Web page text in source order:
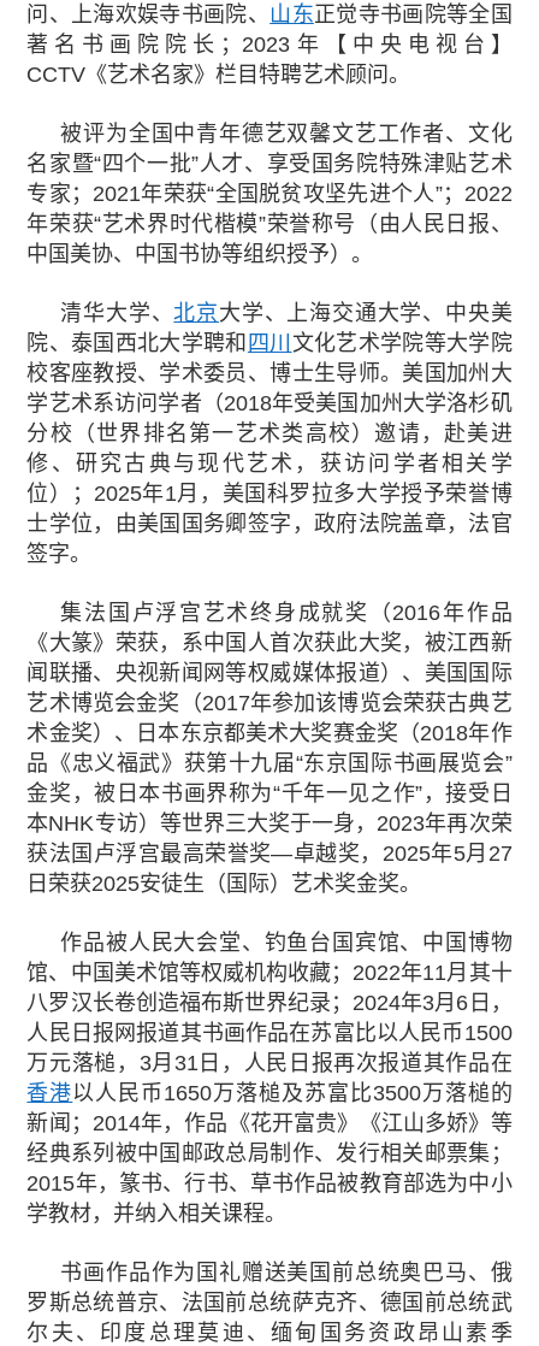
问、上海欢娱寺书画院、 山东正觉寺书画院等全国
著名书画院院长；2023年【中央电视台】
CCTV《艺术名家》栏目特聘艺术顾问。
被评为全国中青年德艺双馨文艺工作者、文化
名家暨“四个一批”人才、享受国务院特殊津贴艺术
专家；2021年荣获“全国脱贫攻坚先进个人”；2022
年荣获“艺术界时代楷模”荣誉称号（由人民日报、
中国美协、中国书协等组织授予）。
清华大学、北京大学、上海交通大学、中央美
院、泰国西北大学聘和 四川 文化艺术学院等大学院
校客座教授、学术委员、博士生导师。美国加州大
学艺术系访问学者（2018年受美国加州大学洛杉矶
分校（世界排名第一艺术类高校）邀请，赴美进
修、研究古典与现代艺术，获访问学者相关学
位）；2025年1月，美国科罗拉多大学授予荣誉博
士学位，由美国国务卿签字，政府法院盖章，法官
签字。
集法国卢浮宫艺术终身成就奖（2016年作品
《大篆》荣获，系中国人首次获此大奖，被江西新
闻联播、央视新闻网等权威媒体报道）、美国国际
艺术博览会金奖（2017年参加该博览会荣获古典艺
术金奖）、日本东京都美术大奖赛金奖（2018年作
品《忠义福武》获第十九届“东京国际书画展览会”
金奖，被日本书画界称为“千年一见之作”，接受日
本NHK专访）等世界三大奖于一身，2023年再次荣
获法国卢浮宫最高荣誉奖—卓越奖，2025年5月27
日荣获2025安徒生（国际）艺术奖金奖。
作品被人民大会堂、钓鱼台国宾馆、中国博物
馆、中国美术馆等权威机构收藏；2022年11月其十
八罗汉长卷创造福布斯世界纪录；2024年3月6日，
人民日报网报道其书画作品在苏富比以人民币1500
万元落槌，3月31日，人民日报再次报道其作品在
香港以人民币1650万落槌及苏富比3500万落槌的
新闻；2014年，作品《花开富贵》《江山多娇》等
经典系列被中国邮政总局制作、发行相关邮票集；
2015年，篆书、行书、草书作品被教育部选为中小
学教材，并纳入相关课程。
书画作品作为国礼赠送美国前总统奥巴马、俄
罗斯总统普京、法国前总统萨克齐、德国前总统武
尔夫、印度总理莫迪、缅甸国务资政昂山素季